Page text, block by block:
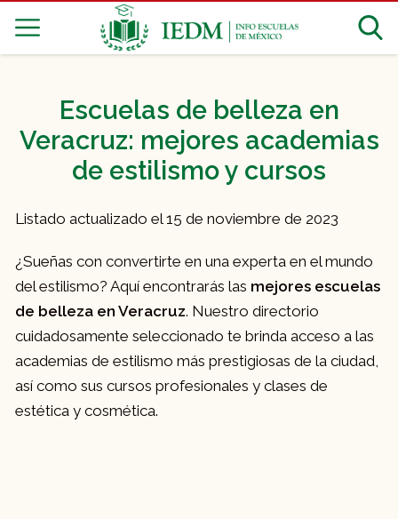
Escuelas de belleza en
Veracruz: mejores academias
de estilismo y cursos
Listado actualizado el 15 de noviembre de 2023
¿Sueñas con convertirte en una experta en el mundo
del estilismo? Aquí encontrarás las mejores escuelas
de belleza en Veracruz. Nuestro directorio
cuidadosamente seleccionado te brinda acceso a las
academias de estilismo más prestigiosas de la ciudad,
así como sus cursos profesionales y clases de
estética y cosmética.